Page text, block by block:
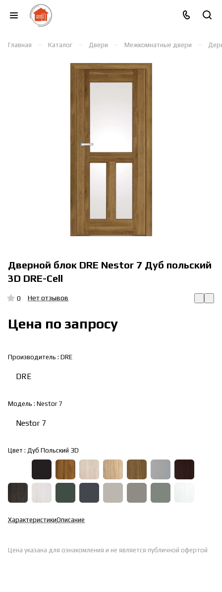
Главная – Каталог – Двери – Межкомнатные двери –
Дверной блок DRE Nestor 7 Дуб польский
3D DRE-Cell
0 Нет отзывов
Цена по запросу
Производитель : DRE
DRE
Модель : Nestor 7
Nestor 7
Цвет : Дуб Польский 3D
ХарактеристикиОписание
Цена указана для ознакомления и не является публичной офертой